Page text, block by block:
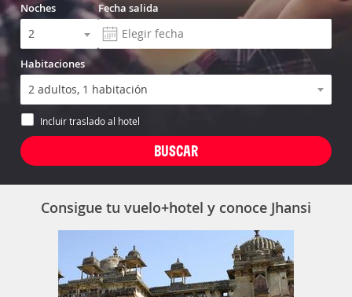
Noches Fecha salida
Habitaciones
Incluir traslado al hotel
Consigue tu vuelo+hotel y conoce Jhansi